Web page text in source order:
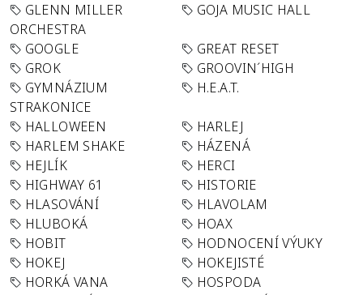
GLENN MILLER
ORCHESTRA
GOJA MUSIC HALL
GOOGLE
GREAT RESET
GROK
GROOVIN´HIGH
GYMNÁZIUM
STRAKONICE
H.E.A.T.
HALLOWEEN
HARLEJ
HARLEM SHAKE
HÁZENÁ
HEJLÍK
HERCI
HIGHWAY 61
HISTORIE
HLASOVÁNÍ
HLAVOLAM
HLUBOKÁ
HOAX
HOBIT
HODNOCENÍ VÝUKY
HOKEJ
HOKEJISTÉ
HORKÁ VANA
HOSPODA